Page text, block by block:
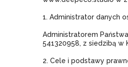
1. Administrator danych
Administratorem
541320958, z siedzibą
2. Cele i podstawy